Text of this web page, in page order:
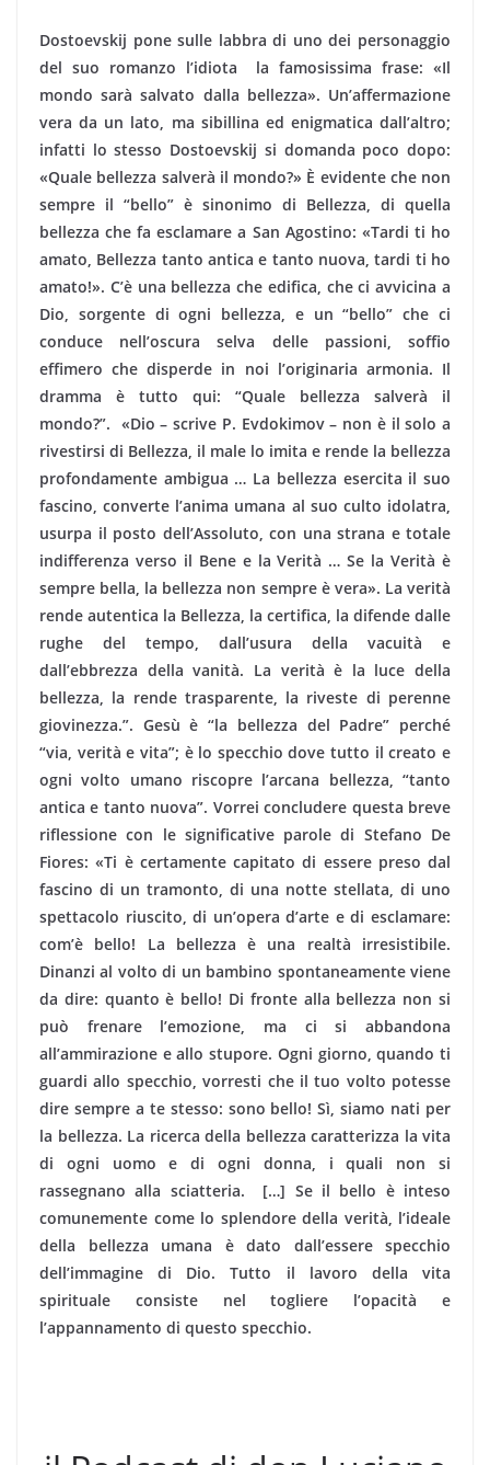
Dostoevskij pone sulle labbra di uno dei personaggio
del suo romanzo l’idiota la famosissima frase: «Il
mondo sarà salvato dalla bellezza». Un’affermazione
vera da un lato, ma sibillina ed enigmatica dall’altro;
infatti lo stesso Dostoevskij si domanda poco dopo:
«Quale bellezza salverà il mondo?» È evidente che non
sempre il “bello” è sinonimo di Bellezza, di quella
bellezza che fa esclamare a San Agostino: «Tardi ti ho
amato, Bellezza tanto antica e tanto nuova, tardi ti ho
amato!». C’è una bellezza che edifica, che ci avvicina a
Dio, sorgente di ogni bellezza, e un “bello” che ci
conduce nell’oscura selva delle passioni, soffio
effimero che disperde in noi l’originaria armonia. Il
dramma è tutto qui: “Quale bellezza salverà il
mondo?”. «Dio – scrive P. Evdokimov – non è il solo a
rivestirsi di Bellezza, il male lo imita e rende la bellezza
profondamente ambigua … La bellezza esercita il suo
fascino, converte l’anima umana al suo culto idolatra,
usurpa il posto dell’Assoluto, con una strana e totale
indifferenza verso il Bene e la Verità … Se la Verità è
sempre bella, la bellezza non sempre è vera». La verità
rende autentica la Bellezza, la certifica, la difende dalle
rughe del tempo, dall’usura della vacuità e
dall’ebbrezza della vanità. La verità è la luce della
bellezza, la rende trasparente, la riveste di perenne
giovinezza.”. Gesù è “la bellezza del Padre” perché
“via, verità e vita”; è lo specchio dove tutto il creato e
ogni volto umano riscopre l’arcana bellezza, “tanto
antica e tanto nuova”. Vorrei concludere questa breve
riflessione con le significative parole di Stefano De
Fiores: «Ti è certamente capitato di essere preso dal
fascino di un tramonto, di una notte stellata, di uno
spettacolo riuscito, di un’opera d’arte e di esclamare:
com’è bello! La bellezza è una realtà irresistibile.
Dinanzi al volto di un bambino spontaneamente viene
da dire: quanto è bello! Di fronte alla bellezza non si
può frenare l’emozione, ma ci si abbandona
all’ammirazione e allo stupore. Ogni giorno, quando ti
guardi allo specchio, vorresti che il tuo volto potesse
dire sempre a te stesso: sono bello! Sì, siamo nati per
la bellezza. La ricerca della bellezza caratterizza la vita
di ogni uomo e di ogni donna, i quali non si
rassegnano alla sciatteria. […] Se il bello è inteso
comunemente come lo splendore della verità, l’ideale
della bellezza umana è dato dall’essere specchio
dell’immagine di Dio. Tutto il lavoro della vita
spirituale consiste nel togliere l’opacità e
l’appannamento di questo specchio.